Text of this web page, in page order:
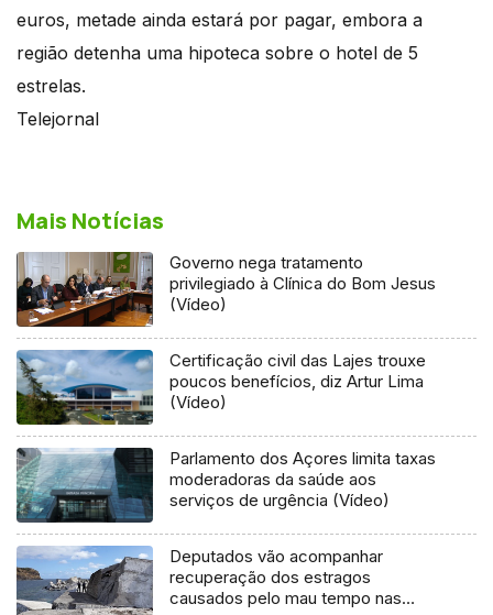
euros, metade ainda estará por pagar, embora a
região detenha uma hipoteca sobre o hotel de 5
estrelas.
Telejornal
Mais Notícias
Governo nega tratamento
privilegiado à Clínica do Bom Jesus
(Vídeo)
Certificação civil das Lajes trouxe
poucos benefícios, diz Artur Lima
(Vídeo)
Parlamento dos Açores limita taxas
moderadoras da saúde aos
serviços de urgência (Vídeo)
Deputados vão acompanhar
recuperação dos estragos
causados pelo mau tempo nas